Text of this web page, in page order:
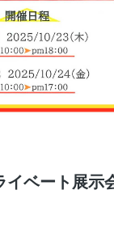
イベート展示